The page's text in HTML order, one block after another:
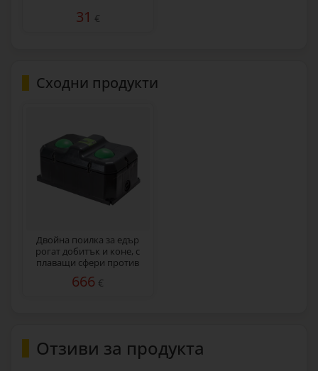
31 €
Сходни продукти
Двойна поилка за едър
рогат добитък и коне, с
плаващи сфери против
666 €
Отзиви за продукта